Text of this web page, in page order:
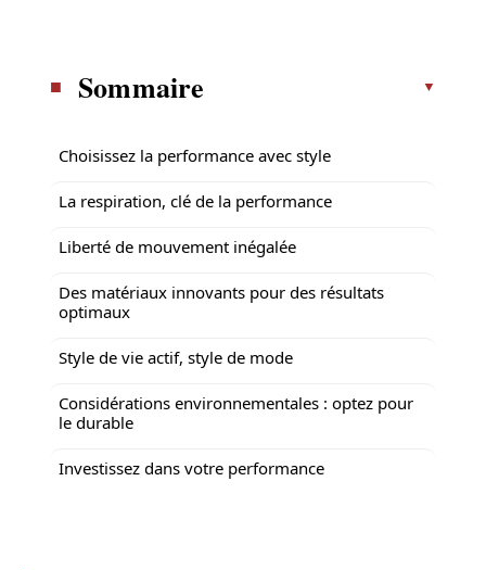
Sommaire
Choisissez la performance avec style
La respiration, clé de la performance
Liberté de mouvement inégalée
Des matériaux innovants pour des résultats
optimaux
Style de vie actif, style de mode
Considérations environnementales : optez pour
le durable
Investissez dans votre performance